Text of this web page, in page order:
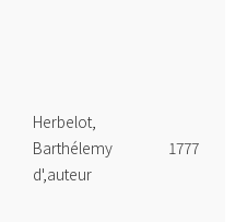
Herbelot,
Barthélemy
d',auteur
1777